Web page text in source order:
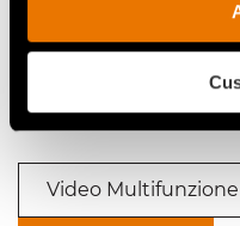
FRESA E FRANTUMASASSI
Video